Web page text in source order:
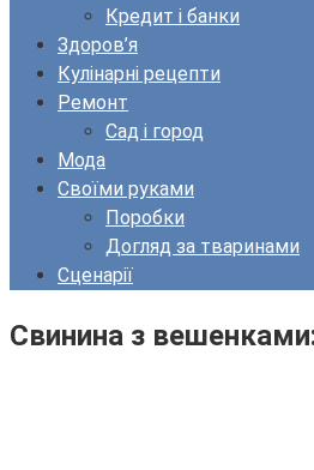
Кредит і банки
Здоров’я
Кулінарні рецепти
Ремонт
Сад і город
Мода
Своїми руками
Поробки
Догляд за тваринами
Сценарії
Свинина з